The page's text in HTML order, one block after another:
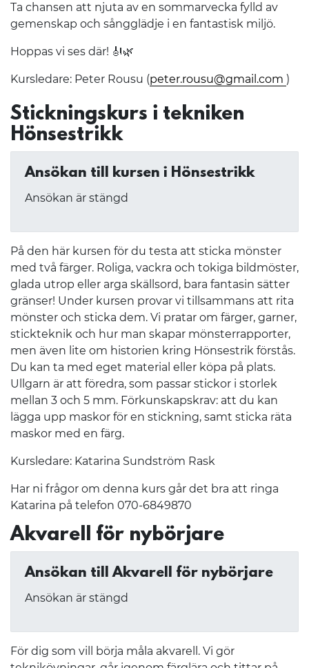
Ta chansen att njuta av en sommarvecka fylld av
gemenskap och sångglädje i en fantastisk miljö.
Hoppas vi ses där! 🎻🌿
Kursledare: Peter Rousu (peter.rousu@gmail.com )
Stickningskurs i tekniken
Hönsestrikk
Ansökan till kursen i Hönsestrikk
Ansökan är stängd
På den här kursen för du testa att sticka mönster
med två färger. Roliga, vackra och tokiga bildmöster,
glada utrop eller arga skällsord, bara fantasin sätter
gränser! Under kursen provar vi tillsammans att rita
mönster och sticka dem. Vi pratar om färger, garner,
stickteknik och hur man skapar mönsterrapporter,
men även lite om historien kring Hönsestrik förstås.
Du kan ta med eget material eller köpa på plats.
Ullgarn är att föredra, som passar stickor i storlek
mellan 3 och 5 mm. Förkunskapskrav: att du kan
lägga upp maskor för en stickning, samt sticka räta
maskor med en färg.
Kursledare: Katarina Sundström Rask
Har ni frågor om denna kurs går det bra att ringa
Katarina på telefon 070-6849870
Akvarell för nybörjare
Ansökan till Akvarell för nybörjare
Ansökan är stängd
För dig som vill börja måla akvarell. Vi gör